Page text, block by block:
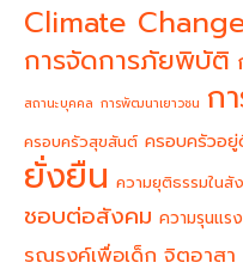
Climate
การจัดการภัยพิบัติ
สถานะบุคคล การพัฒนาเยาวชน ก
ครอบครัวสุขสันต์ ครอบครัวอ
ยั่งยืน ความยุติธรรมใน
ชอบต่อสังคม ความรุนแร
รณรงค์เพื่อเด็ก จิตอาสา